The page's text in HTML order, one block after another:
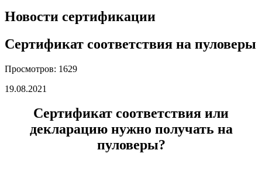
Новости сертификации
Сертификат соответствия на пуловеры
Просмотров: 1629
19.08.2021
Сертификат соответствия или
декларацию нужно получать на
пуловеры?